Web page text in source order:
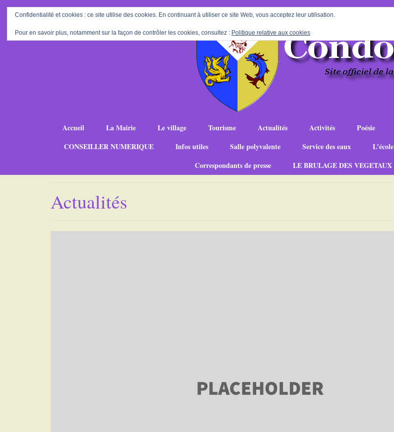
Accueil La Mairie Le village Tourisme Actualités Activités Poésie
CONSEILLER NUMERIQUE
Infos utiles Salle polyvalente Service des eaux L’école
Correspondants de presse
LE BRULAGE DES VEGETAUX
Actualités
Confidentialité et cookies : ce site utilise des cookies. En continuant à utiliser ce site Web, vous acceptez leur utilisation.
Pour en savoir plus, notamment sur la façon de contrôler les cookies, consultez : Politique relative aux cookies